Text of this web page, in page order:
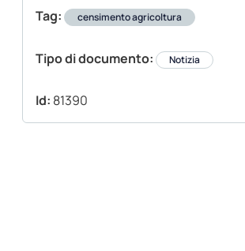
Tag: censimento agricoltura
Tipo di documento: Notizia
Id: 81390